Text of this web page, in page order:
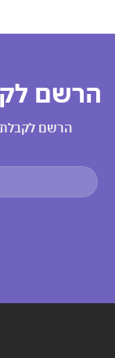
הרשם לקבלת